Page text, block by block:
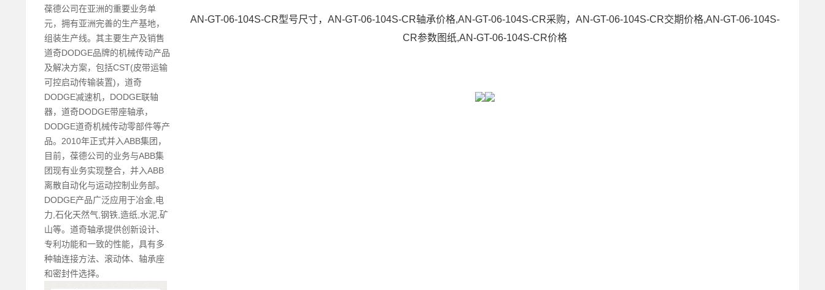
葆德公司在亚洲的重要业务单
元，拥有亚洲完善的生产基地，
组装生产线。其主要生产及销售
道奇DODGE品牌的机械传动产品
及解决方案，包括CST(皮带运输
可控启动传输装置)，道奇
DODGE减速机，DODGE联轴
器，道奇DODGE带座轴承，
DODGE道奇机械传动零部件等产
品。2010年正式并入ABB集团，
目前，葆德公司的业务与ABB集
团现有业务实现整合，并入ABB
离散自动化与运动控制业务部。
DODGE产品广泛应用于冶金,电
力,石化天然气,钢铁,造纸,水泥,矿
山等。道奇轴承提供创新设计、
专利功能和一致的性能，具有多
种轴连接方法、滚动体、轴承座
和密封件选择。
AN-GT-06-104S-CR型号尺寸，AN-GT-06-104S-CR轴承价格,AN-GT-06-104S-CR采购，AN-GT-06-104S-CR交期价格,AN-GT-06-104S-
CR参数图纸,AN-GT-06-104S-CR价格